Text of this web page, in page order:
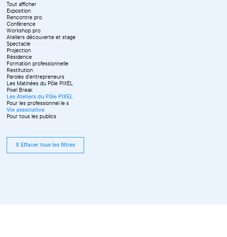
Tout afficher
Exposition
Rencontre pro
Conférence
Workshop pro
Ateliers découverte et stage
Spectacle
Projection
Résidence
Formation professionnelle
Restitution
Paroles d'entrepreneurs
Les Matinées du Pôle PIXEL
Pixel Break
Les Ateliers du Pôle PIXEL
Pour les professionnel·le·s
Vie associative
Pour tous les publics
X Effacer tous les filtres